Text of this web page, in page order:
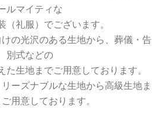
ルマイティな
（礼服）でございます。
の光沢のある生地から、葬儀・告
別式などの
た生地までご用意しております。
ーズナブルな生地から高級生地ま
用意しております。